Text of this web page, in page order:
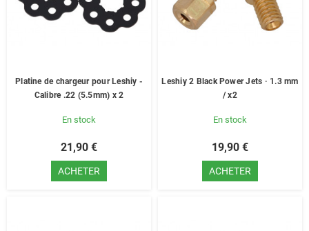
Platine de chargeur pour Leshiy -
Calibre .22 (5.5mm) x 2
En stock
21,90 €
ACHETER
Leshiy 2 Black Power Jets · 1.3 mm
/ x2
En stock
19,90 €
ACHETER